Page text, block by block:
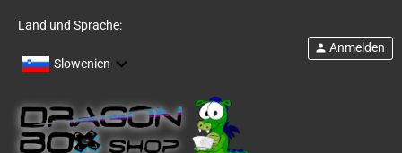
Land und Sprache:
Slowenien
person Anmelden